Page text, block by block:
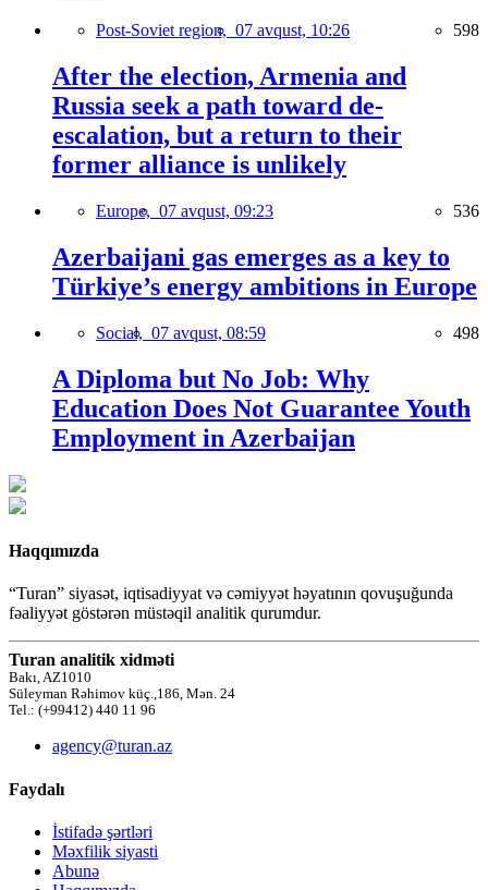
Post-Soviet region, 07 avqust, 10:26 598
After the election, Armenia and
Russia seek a path toward de-
escalation, but a return to their
former alliance is unlikely
Europe, 07 avqust, 09:23 536
Azerbaijani gas emerges as a key to
Türkiye’s energy ambitions in Europe
Social, 07 avqust, 08:59 498
A Diploma but No Job: Why
Education Does Not Guarantee Youth
Employment in Azerbaijan
Haqqımızda
“Turan” siyasət, iqtisadiyyat və cəmiyyət həyatının qovuşuğunda
fəaliyyət göstərən müstəqil analitik qurumdur.
Turan analitik xidməti
Bakı, AZ1010
Süleyman Rəhimov küç.,186, Mən. 24
Tel.: (+99412) 440 11 96
agency@turan.az
Faydalı
İstifadə şərtləri
Məxfilik siyasti
Abunə